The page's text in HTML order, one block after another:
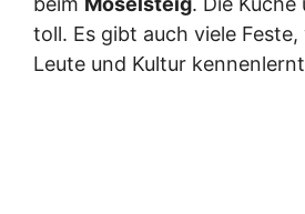
toll. Es gibt auch viele
Leute und Kultur